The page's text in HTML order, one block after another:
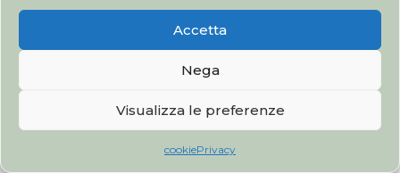
Accetta
Nega
Visualizza le preferenze
cookiePrivacy